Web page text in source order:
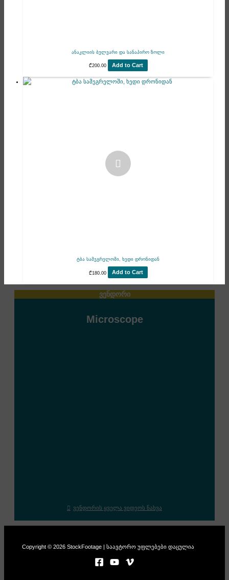
ანაკლიის ბულვარი და სანაპირო ზოლი
₾200.00 Add to Cart
ტბა სამეგრელოში, ხედი დრონიდან
₾180.00 Add to Cart
ვენდორი
Microscope
ვენდორის ყველა ვიდეოს ნახვა
Copyright © 2026 StockFootage | საავტორო უფლებები დაცულია